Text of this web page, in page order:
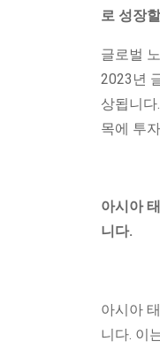
로 성장
글로벌
2023년
상됩니
목에 투
아시아
니다.
아시아
니다. 이